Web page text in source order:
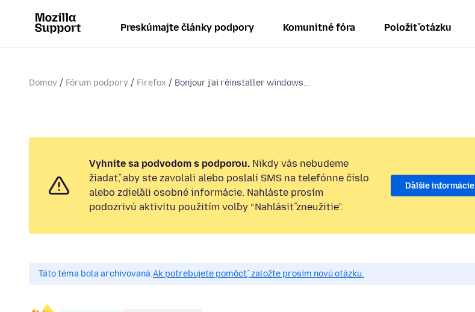
Preskúmajte články podpory Komunitné fóra Položiť otázku
Domov Fórum podpory Firefox Bonjour j'ai réinstaller windows...
Vyhnite sa podvodom s podporou. Nikdy vás nebudeme
žiadať, aby ste zavolali alebo poslali SMS na telefónne číslo
alebo zdieľali osobné informácie. Nahláste prosím
podozrivú aktivitu použitím voľby “Nahlásiť zneužitie”.
Ďalšie informácie
Táto téma bola archivovaná.Ak potrebujete pomôcť, založte prosím novú otázku.